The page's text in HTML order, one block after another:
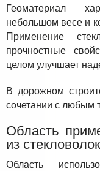
Геоматериал
небольшом весе и
Применение
прочностные
целом улучшает
В дорожном
сочетании с любым
Область
из
Область